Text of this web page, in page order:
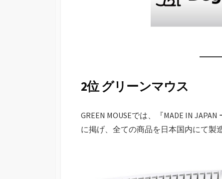
2位 グリーンマウス
GREEN MOUSEでは、『MADE IN
に掲げ、全ての商品を日本国内にて製